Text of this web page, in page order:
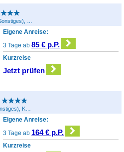
Eigene Anreise:
3 Tage ab85 € p.P.
Kurzreise
Jetzt prüfen
Cartagena, Kolumbien (Sonstiges), Kolumbien
Eigene Anreise:
3 Tage ab 164 € p.P.
Kurzreise